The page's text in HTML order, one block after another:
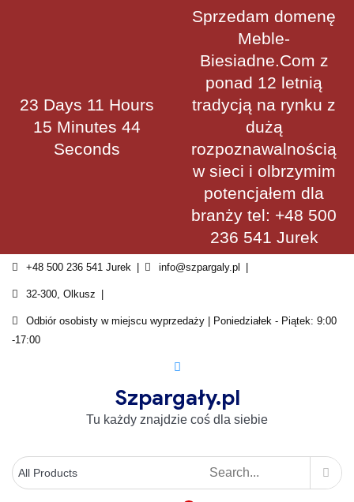
23 Days 11 Hours
15 Minutes 44
Seconds
Sprzedam domenę
Meble-
Biesiadne.Com z
ponad 12 letnią
tradycją na rynku z
dużą
rozpoznawalnością
w sieci i olbrzymim
potencjałem dla
branży tel: +48 500
236 541 Jurek
+48 500 236 541 Jurek info@szpargaly.pl
32-300, Olkusz
Odbiór osobisty w miejscu wyprzedaży | Poniedziałek - Piątek: 9:00
-17:00
Szpargały.pl
Tu każdy znajdzie coś dla siebie